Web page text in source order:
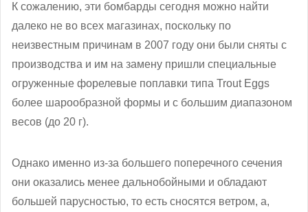
К сожалению, эти бомбарды сегодня можно найти
далеко не во всех магазинах, поскольку по
неизвестным причинам в 2007 году они были сняты с
производства и им на замену пришли специальные
огруженные форелевые поплавки типа Trout Eggs
более шарообразной формы и с большим диапазоном
весов (до 20 г).
Однако именно из-за большего поперечного сечения
они оказались менее дальнобойными и обладают
большей парусностью, то есть сносятся ветром, а,